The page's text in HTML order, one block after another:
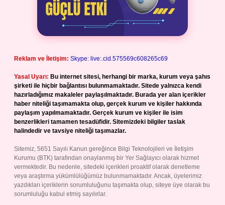
Reklam ve İletişim: Skype: live:.cid.575569c608265c69
Yasal Uyarı: Bu internet sitesi, herhangi bir marka, kurum veya şahıs
şirketi ile hiçbir bağlantısı bulunmamaktadır. Sitede yalnızca kendi
hazırladığımız makaleler paylaşılmaktadır. Burada yer alan içerikler
haber niteliği taşımamakta olup, gerçek kurum ve kişiler hakkında
paylaşım yapılmamaktadır. Gerçek kurum ve kişiler ile isim
benzerlikleri tamamen tesadüfidir. Sitemizdeki bilgiler taslak
halindedir ve tavsiye niteliği taşımazlar.
Sitemiz, 5651 Sayılı Kanun gereğince Bilgi Teknolojileri ve İletişim
Kurumu (BTK) tarafından onaylanmış bir Yer Sağlayıcı olarak hizmet
vermektedir. Bu nedenle, sitedeki içerikleri proaktif olarak denetleme
veya araştırma yükümlülüğümüz bulunmamaktadır. Ancak, üyelerimiz
yazdıkları içeriklerin sorumluluğunu taşımakta olup, siteye üye olarak bu
sorumluluğu kabul etmiş sayılırlar.